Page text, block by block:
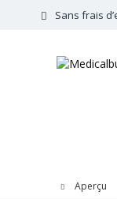
Sans frais
Aperçu